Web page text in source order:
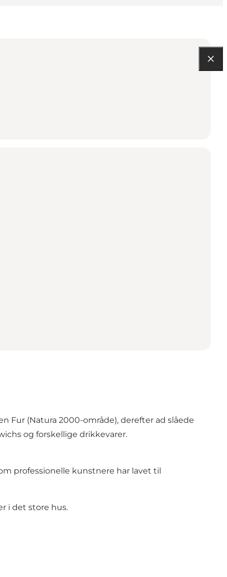
Fur (Natura 2000-område), derefter ad slåede
og forskellige drikkevarer.
professionelle kunstnere har lavet til
i det store hus.